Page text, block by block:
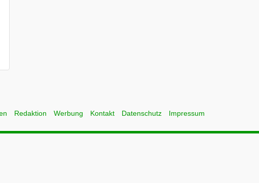
Redaktion Werbung Kontakt Datenschutz Impressum